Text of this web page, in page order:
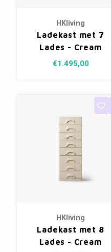
HKliving
Ladekast met 7
Lades - Cream
€1.495,00
HKliving
Ladekast met 8
Lades - Cream